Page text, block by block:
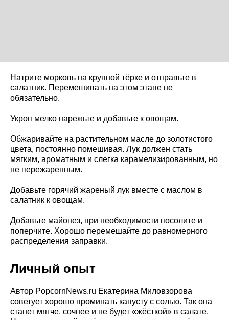
Натрите морковь на крупной тёрке и отправьте в
салатник. Перемешивать на этом этапе не
обязательно.
Укроп мелко нарежьте и добавьте к овощам.
Обжаривайте на растительном масле до золотистого
цвета, постоянно помешивая. Лук должен стать
мягким, ароматным и слегка карамелизированным, но
не пережаренным.
Добавьте горячий жареный лук вместе с маслом в
салатник к овощам.
Добавьте майонез, при необходимости посолите и
поперчите. Хорошо перемешайте до равномерного
распределения заправки.
Личный опыт
Автор PopcornNews.ru Екатерина Миловзорова
советует хорошо проминать капусту с солью. Так она
станет мягче, сочнее и не будет «жёсткой» в салате.